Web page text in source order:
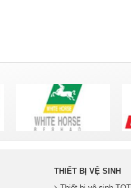
THIẾT BỊ VỆ SINH